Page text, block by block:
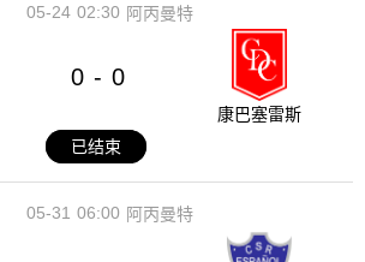
02:30
05-24 阿丙曼特
0 - 0
康巴塞雷斯
已结束
06:00
05-31 阿丙曼特